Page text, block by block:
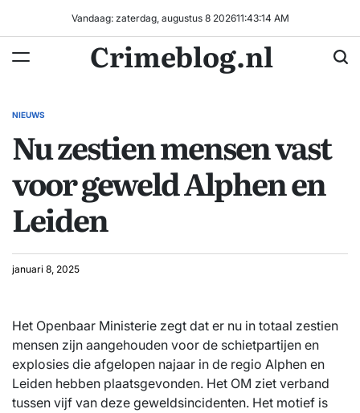
inhoud
Vandaag: zaterdag, augustus 8 202611:43:15 AM
Crimeblog.nl
GEPLAATST
NIEUWS
Nu zestien mensen vast
voor geweld Alphen en
Leiden
januari 8, 2025
Het Openbaar Ministerie zegt dat er nu in totaal zestien
mensen zijn aangehouden voor de schietpartijen en
explosies die afgelopen najaar in de regio Alphen en
Leiden hebben plaatsgevonden. Het OM ziet verband
tussen vijf van deze geweldsincidenten. Het motief is